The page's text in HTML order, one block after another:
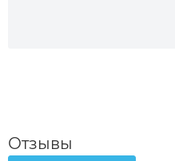
Отзывы